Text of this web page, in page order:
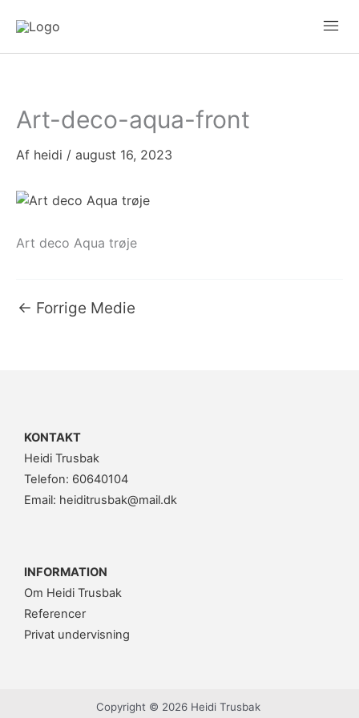
indholdet
Art-deco-aqua-front
Af heidi / august 16, 2023
Art deco Aqua trøje
← Forrige Medie
KONTAKT
Heidi Trusbak
Telefon: 60640104
Email: heiditrusbak@mail.dk
INFORMATION
Om Heidi Trusbak
Referencer
Privat undervisning
Copyright © 2026 Heidi Trusbak